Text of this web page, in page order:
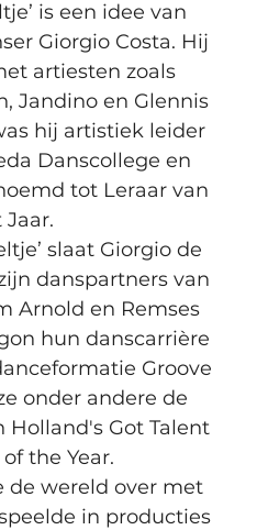
is een idee van
Giorgio Costa. Hij
artiesten zoals
Jandino en Glennis
hij artistiek leider
Danscollege en
tot Leraar van
Jaar.
slaat Giorgio de
danspartners van
Arnold en Remses
hun danscarrière
Groove
onder andere de
Got Talent
the Year.
de wereld over met
in producties